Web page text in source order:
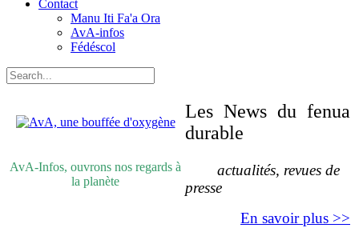
Contact
Manu Iti Fa'a Ora
AvA-infos
Fédéscol
Les News du fenua
durable
AvA-Infos, ouvrons nos regards à
la planète
actualités, revues de
presse
En savoir plus >>